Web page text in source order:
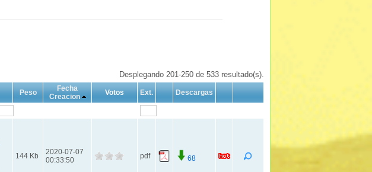
Desplegando 201-250 de 533 resultado(s).
Peso
Fecha
Creacion
Votos Ext. Descargas
144 Kb
2020-07-07
00:33:50
pdf 68